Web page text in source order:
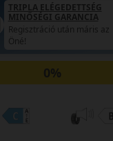
TRIPLA ELÉGEDETTSÉG
MINŐSÉGI GARANCIA
Regisztráció után máris az
Öné!
0%